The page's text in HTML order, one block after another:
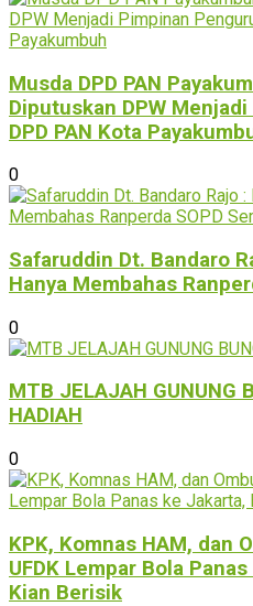
Musda DPD PAN
Diputuskan DPW
DPD PAN Kota
0
Safaruddin Dt. Bandaro
Hanya Membahas
0
MTB JELAJAH GUNUNG
HADIAH
0
KPK, Komnas HAM, dan
UFDK Lempar Bola
Kian Berisik